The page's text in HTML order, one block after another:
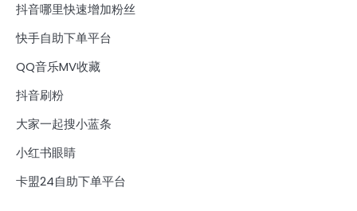
抖音哪里快速增加粉丝
快手自助下单平台
QQ音乐MV收藏
抖音刷粉
大家一起搜小蓝条
小红书眼睛
卡盟24自助下单平台